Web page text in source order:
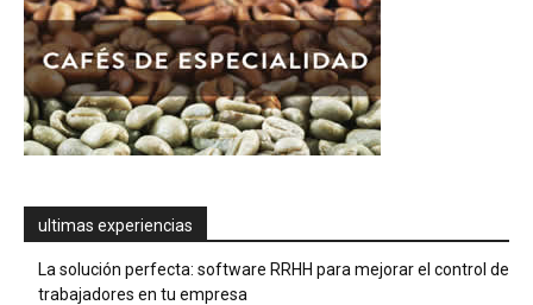
ultimas experiencias
La solución perfecta: software RRHH para mejorar el control de
trabajadores en tu empresa